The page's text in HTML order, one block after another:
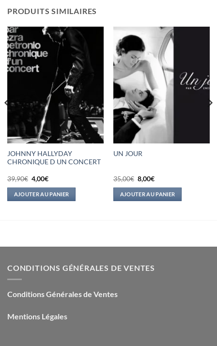
PRODUITS SIMILAIRES
JOHNNY HALLYDAY
CHRONIQUE D UN CONCERT
39,90€ Le
prix
initial
était :
39,90€.
4,00€Le
actuel
est :
4,00€.
AJOUTER AU PANIER
UN JOUR
35,00€ Le
prix
initial
était :
35,00€.
8,00€Le
actuel
est :
8,00€.
AJOUTER AU PANIER
CONDITIONS GÉNÉRALES DE VENTES
Conditions Générales de Ventes
Mentions Légales